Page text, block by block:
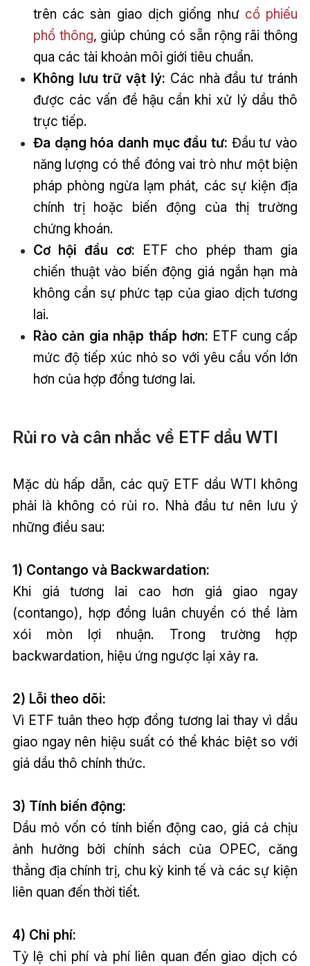
trên các sàn giao dịch giống như cổ phiếu
phổ thông, giúp chúng có sẵn rộng rãi thông
qua các tài khoản môi giới tiêu chuẩn.
Không lưu trữ vật lý: Các nhà đầu tư tránh
được các vấn đề hậu cần khi xử lý dầu thô
trực tiếp.
Đa dạng hóa danh mục đầu tư: Đầu tư vào
năng lượng có thể đóng vai trò như một biện
pháp phòng ngừa lạm phát, các sự kiện địa
chính trị hoặc biến động của thị trường
chứng khoán.
Cơ hội đầu cơ: ETF cho phép tham gia
chiến thuật vào biến động giá ngắn hạn mà
không cần sự phức tạp của giao dịch tương
lai.
Rào cản gia nhập thấp hơn: ETF cung cấp
mức độ tiếp xúc nhỏ so với yêu cầu vốn lớn
hơn của hợp đồng tương lai.
Rủi ro và cân nhắc về ETF dầu WTI
Mặc dù hấp dẫn, các quỹ ETF dầu WTI không
phải là không có rủi ro. Nhà đầu tư nên lưu ý
những điều sau:
1) Contango và Backwardation:
Khi giá tương lai cao hơn giá giao ngay
(contango), hợp đồng luân chuyển có thể làm
xói mòn lợi nhuận. Trong trường hợp
backwardation, hiệu ứng ngược lại xảy ra.
2) Lỗi theo dõi:
Vì ETF tuân theo hợp đồng tương lai thay vì dầu
giao ngay nên hiệu suất có thể khác biệt so với
giá dầu thô chính thức.
3) Tính biến động:
Dầu mỏ vốn có tính biến động cao, giá cả chịu
ảnh hưởng bởi chính sách của OPEC, căng
thẳng địa chính trị, chu kỳ kinh tế và các sự kiện
liên quan đến thời tiết.
4) Chi phí:
Tỷ lệ chi phí và phí liên quan đến giao dịch có